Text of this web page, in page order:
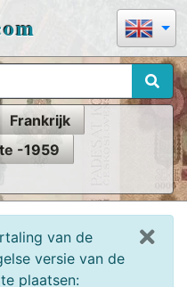
Frankrijk
-1959
van de
versie van de
plaatsen: